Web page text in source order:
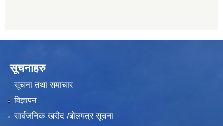
सूचनाहरु
सूचना तथा समाचार
विज्ञापन
सार्वजनिक खरीद /बोलपत्र सूचना